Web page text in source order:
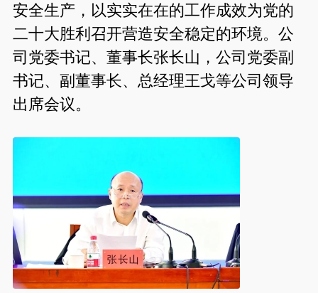
安全生产，以实实在在的工作成效为党的
二十大胜利召开营造安全稳定的环境。公
司党委书记、董事长张长山，公司党委副
书记、副董事长、总经理王戈等公司领导
出席会议。